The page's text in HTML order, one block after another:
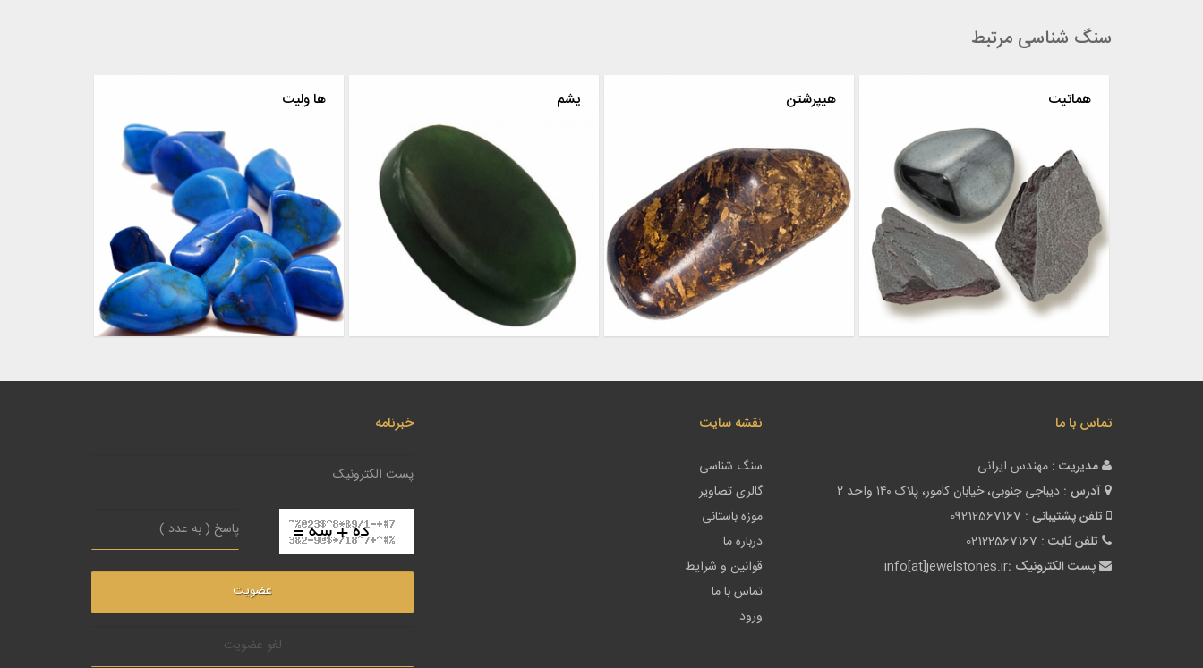
سنگ شناسی مرتبط
هیپرشتن هماتیت یاقوت سرخ
تماس با ما
مدیریت : مهندس ایرانی
آدرس : دیباجی جنوبی، خیابان کامور، پلاک ۱۴۰ واحد ۲
تلفن پشتیبانی : 09212567167
تلفن ثابت : 02122567167
پست الکترونیک :info[at]jewelstones.ir
نقشه سایت
سنگ شناسی
گالری تصاویر
موزه باستانی
درباره ما
قوانین و شرایط
تماس با ما
ورود
خبرنامه
لغو عضویت